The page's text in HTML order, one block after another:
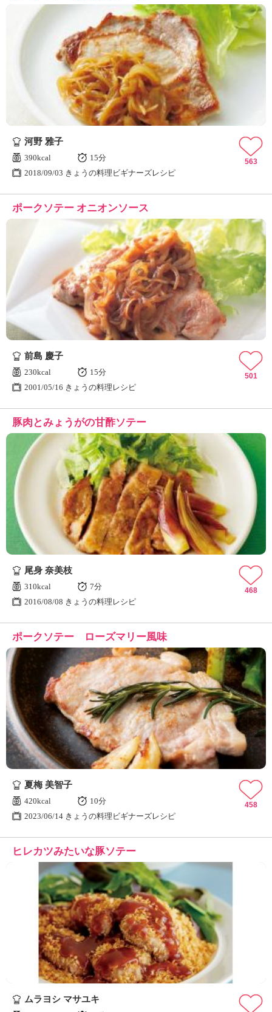
河野 雅子
390kcal
15分
2018/09/03 きょうの料理ビギナーズレシピ
563
ポークソテー オニオンソース
前島 慶子
230kcal
15分
2001/05/16 きょうの料理レシピ
501
豚肉とみょうがの甘酢ソテー
尾身 奈美枝
310kcal
7分
2016/08/08 きょうの料理レシピ
468
ポークソテー ローズマリー風味
夏梅 美智子
420kcal
10分
2023/06/14 きょうの料理ビギナーズレシピ
458
ヒレカツみたいな豚ソテー
ムラヨシ マサユキ